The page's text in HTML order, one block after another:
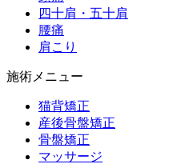
四十肩・五十肩
腰痛
肩こり
施術メニュー
猫背矯正
産後骨盤矯正
骨盤矯正
マッサージ